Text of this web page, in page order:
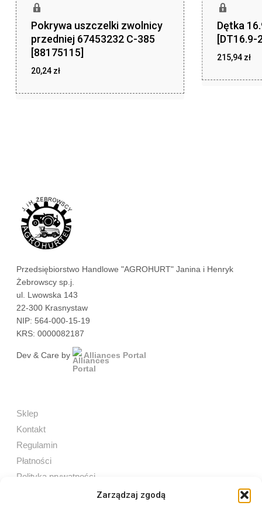
Zarządzaj zgodą
Pokrywa uszczelki zwolnicy
przedniej 67453232 C-385
[88175115]
20,24 zł
Dętka
[DT16.9-
215,94 zł
Przedsiębiorstwo Handlowe "AGROHURT" Janina i Henryk
Żebrowscy sp.j.
ul. Lwowska 143
22-300 Krasnystaw
NIP: 564-000-15-19
KRS: 0000082187
Dev & Care by Alliances Portal
Sklep
Kontakt
Regulamin
Płatności
Polityka prywatności